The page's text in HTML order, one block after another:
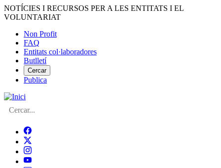
Vés
al
NOTÍCIES I RECURSOS PER A LES ENTITATS I EL
VOLUNTARIAT
Menú
del
compte
d'usuari
Non Profit
FAQ
Entitats col·laboradores
Butlletí
Cercar
Publica
Cerca